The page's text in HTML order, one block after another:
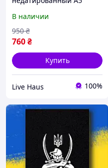
мотивационный деловой
блокнот органайзер
208стр, планер (J24)
В наличии
760₴
950 ₴
Купить
Live Haus 100%